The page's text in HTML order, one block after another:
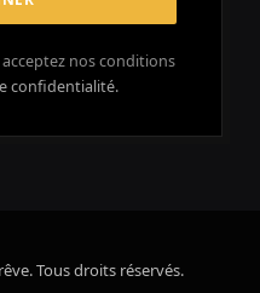
nos conditions
confidentialité.
Tous droits réservés.